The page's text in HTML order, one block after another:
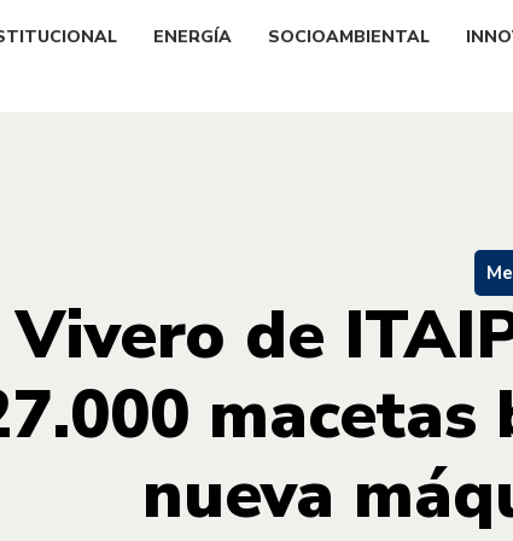
ENERGÍA SOCIOAMBIENTAL
Vivero de
nueva